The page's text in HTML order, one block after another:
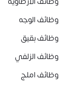
وظائف الوجه
وظائف بقيق
وظائف الزلفي
وظائف املج